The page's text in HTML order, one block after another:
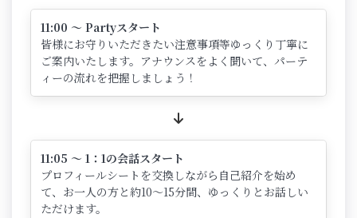
11:00 ～ Partyスタート
皆様にお守りいただきたい注意事項等ゆっくり丁寧に
ご案内いたします。アナウンスをよく聞いて、パーテ
ィーの流れを把握しましょう！
11:05 ～ 1：1の会話スタート
プロフィールシートを交換しながら自己紹介を始め
て、お一人の方と約10～15分間、ゆっくりとお話しい
ただけます。